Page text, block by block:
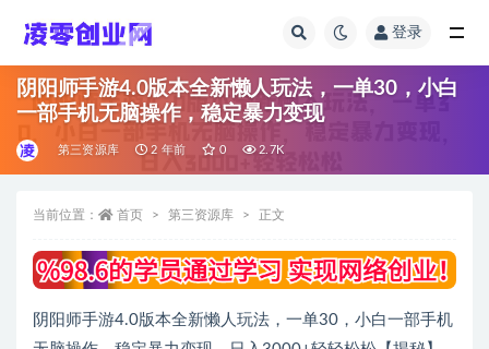
登录
阴阳师手游4.0版本全新懒人玩法，一单30，小白
一部手机无脑操作，稳定暴力变现
第三资源库 2 年前 0 2.7K
当前位置： 首页 第三资源库 正文
阴阳师手游4.0版本全新懒人玩法，一单30，小白一部手机